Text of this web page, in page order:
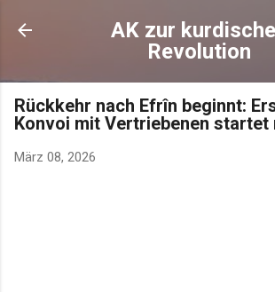
AK zur
Revolution
Rückkehr nach Efrîn beginnt:
Konvoi mit Vertriebenen startet
März 08, 2026